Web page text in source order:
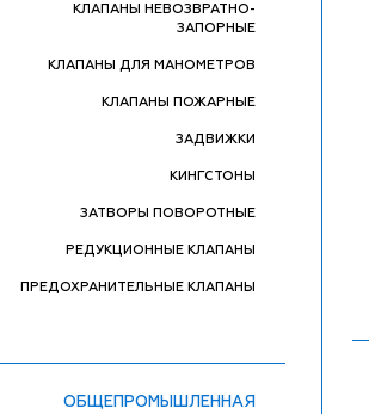
КЛАПАНЫ НЕВОЗВРАТНО-
ЗАПОРНЫЕ
КЛАПАНЫ ДЛЯ МАНОМЕТРОВ
КЛАПАНЫ ПОЖАРНЫЕ
ЗАДВИЖКИ
КИНГСТОНЫ
ЗАТВОРЫ ПОВОРОТНЫЕ
РЕДУКЦИОННЫЕ КЛАПАНЫ
ПРЕДОХРАНИТЕЛЬНЫЕ КЛАПАНЫ
ОБЩЕПРОМЫШЛЕННАЯ